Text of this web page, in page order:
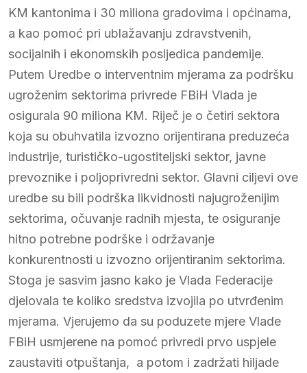
KM kantonima i 30 miliona gradovima i općinama,
a kao pomoć pri ublažavanju zdravstvenih,
socijalnih i ekonomskih posljedica pandemije.
Putem Uredbe o interventnim mjerama za podršku
ugroženim sektorima privrede FBiH Vlada je
osigurala 90 miliona KM. Riječ je o četiri sektora
koja su obuhvatila izvozno orijentirana preduzeća
industrije, turističko-ugostiteljski sektor, javne
prevoznike i poljoprivredni sektor. Glavni ciljevi ove
uredbe su bili podrška likvidnosti najugroženijim
sektorima, očuvanje radnih mjesta, te osiguranje
hitno potrebne podrške i održavanje
konkurentnosti u izvozno orijentiranim sektorima.
Stoga je sasvim jasno kako je Vlada Federacije
djelovala te koliko sredstva izvojila po utvrđenim
mjerama. Vjerujemo da su poduzete mjere Vlade
FBiH usmjerene na pomoć privredi prvo uspjele
zaustaviti otpuštanja, a potom i zadržati hiljade